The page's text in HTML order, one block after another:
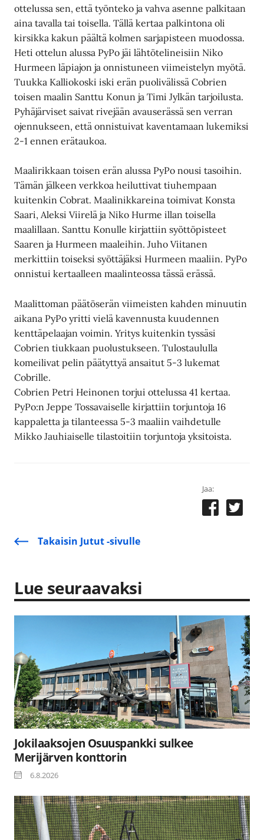
ottelussa sen, että työnteko ja vahva asenne palkitaan
aina tavalla tai toisella. Tällä kertaa palkintona oli
kirsikka kakun päältä kolmen sarjapisteen muodossa.
Heti ottelun alussa PyPo jäi lähtötelineisiin Niko
Hurmeen läpiajon ja onnistuneen viimeistelyn myötä.
Tuukka Kalliokoski iski erän puolivälissä Cobrien
toisen maalin Santtu Konun ja Timi Jylkän tarjoilusta.
Pyhäjärviset saivat rivejään avauserässä sen verran
ojennukseen, että onnistuivat kaventamaan lukemiksi
2-1 ennen erätaukoa.
Maalirikkaan toisen erän alussa PyPo nousi tasoihin.
Tämän jälkeen verkkoa heiluttivat tiuhempaan
kuitenkin Cobrat. Maalinikkareina toimivat Konsta
Saari, Aleksi Viirelä ja Niko Hurme illan toisella
maalillaan. Santtu Konulle kirjattiin syöttöpisteet
Saaren ja Hurmeen maaleihin. Juho Viitanen
merkittiin toiseksi syöttäjäksi Hurmeen maaliin. PyPo
onnistui kertaalleen maalinteossa tässä erässä.
Maalittoman päätöserän viimeisten kahden minuutin
aikana PyPo yritti vielä kavennusta kuudennen
kenttäpelaajan voimin. Yritys kuitenkin tyssäsi
Cobrien tiukkaan puolustukseen. Tulostaululla
komeilivat pelin päätyttyä ansaitut 5-3 lukemat
Cobrille.
Cobrien Petri Heinonen torjui ottelussa 41 kertaa.
PyPo:n Jeppe Tossavaiselle kirjattiin torjuntoja 16
kappaletta ja tilanteessa 5-3 maaliin vaihdetulle
Mikko Jauhiaiselle tilastoitiin torjuntoja yksitoista.
Jaa:
Takaisin Jutut -sivulle
Lue seuraavaksi
Jokilaaksojen Osuuspankki sulkee
Merijärven konttorin
6.8.2026